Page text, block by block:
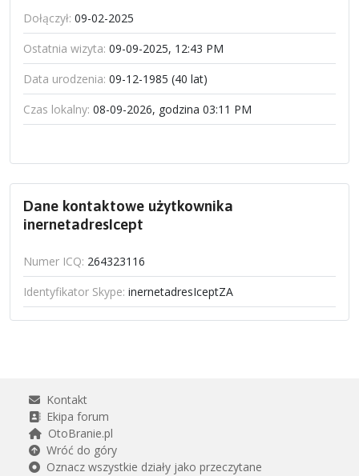
Dołączył: 09-02-2025
Ostatnia wizyta: 09-09-2025, 12:43 PM
Data urodzenia: 09-12-1985 (40 lat)
Czas lokalny: 08-09-2026, godzina 03:11 PM
Dane kontaktowe użytkownika
inernetadresIcept
Numer ICQ: 264323116
Identyfikator Skype: inernetadresIceptZA
Kontakt
Ekipa forum
OtoBranie.pl
Wróć do góry
Oznacz wszystkie działy jako przeczytane